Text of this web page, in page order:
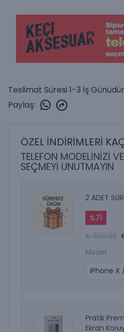
Teslimat Süresi 1-3 İş Günüdür
Paylaş:
ÖZEL İNDİRİMLERİ
TELEFON MODELİNİZİ
SEÇMEYİ UNUTMAYIN
2 ADET
%71
₺ 500.00
Model
Pratik
Ekran